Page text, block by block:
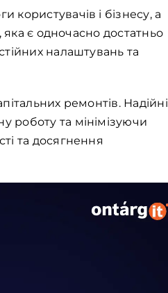
і бізнесу, а
яка є одночасно достатньо
налаштувань та
ремонтів. Надійні
роботу та мінімізуючи
та досягнення